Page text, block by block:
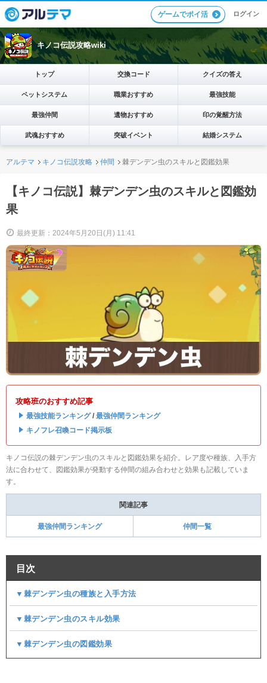
ゲームでポイ活 ログイン
キノコ伝説攻略wiki
トップ 交換コード クイズの答え
ペットシステム 職業おすすめ 最強技能
最強仲間 遺物おすすめ 印の覚醒方法
武魂おすすめ 突破イベント 結婚システム
アルテマ キノコ伝説攻略 仲間 棘デンデン虫のスキルと図鑑効果
【キノコ伝説】棘デンデン虫のスキルと図鑑効
果
最終更新：2024年5月20日(月) 11:41
攻略班のおすすめ記事
・ 最強技能ランキング/ 最強仲間ランキング
・ キノフレ召喚コード掲示板
キノコ伝説の棘デンデン虫のスキルと図鑑効果を紹介。レア度や種族、入手方
法に合わせて、図鑑効果が発動する仲間の組み合わせと効果も記載していま
す。
関連記事
最強仲間ランキング 仲間一覧
目次
▼棘デンデン虫の種族と入手方法
▼棘デンデン虫のスキル効果
▼棘デンデン虫の図鑑効果